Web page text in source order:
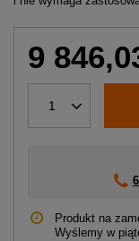
9
1
Produkt na
Wyślemy w